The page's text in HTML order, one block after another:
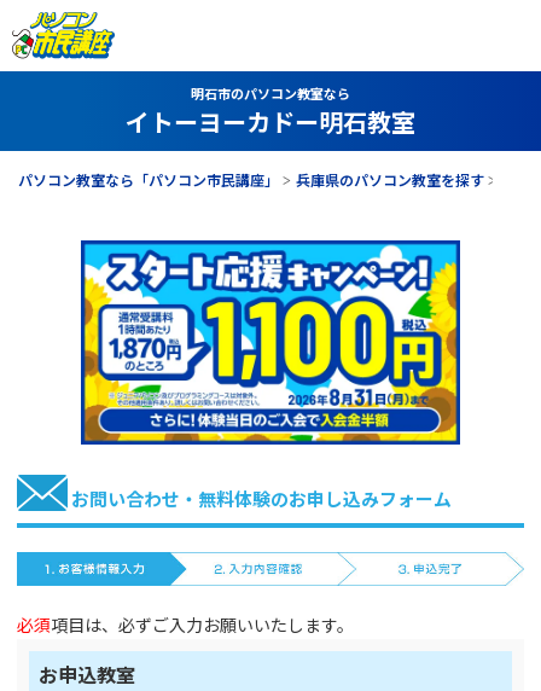
明石市のパソコン教室なら
イトーヨーカドー明石教室
パソコン教室なら「パソコン市民講座」 兵庫県のパソコン教室を探す
お問い合わせ・無料体験のお申し込みフォーム
必須項目は、必ずご入力お願いいたします。
お申込教室